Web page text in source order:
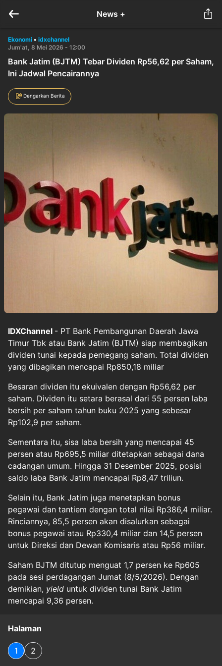
News +
Ekonomi • idxchannel
Jum'at, 8 Mei 2026 - 12:00
Bank Jatim (BJTM) Tebar Dividen Rp56,62 per Saham,
Ini Jadwal Pencairannya
Dengarkan Berita
IDXChannel - PT Bank Pembangunan Daerah Jawa
Timur Tbk atau Bank Jatim (BJTM) siap membagikan
dividen tunai kepada pemegang saham. Total dividen
yang dibagikan mencapai Rp850,18 miliar
Besaran dividen itu ekuivalen dengan Rp56,62 per
saham. Dividen itu setara berasal dari 55 persen laba
bersih per saham tahun buku 2025 yang sebesar
Rp102,9 per saham.
Sementara itu, sisa laba bersih yang mencapai 45
persen atau Rp695,5 miliar ditetapkan sebagai dana
cadangan umum. Hingga 31 Desember 2025, posisi
saldo laba Bank Jatim mencapai Rp8,47 triliun.
Selain itu, Bank Jatim juga menetapkan bonus
pegawai dan tantiem dengan total nilai Rp386,4 miliar.
Rinciannya, 85,5 persen akan disalurkan sebagai
bonus pegawai atau Rp330,4 miliar dan 14,5 persen
untuk Direksi dan Dewan Komisaris atau Rp56 miliar.
Saham BJTM ditutup menguat 1,7 persen ke Rp605
pada sesi perdagangan Jumat (8/5/2026). Dengan
demikian, yield untuk dividen tunai Bank Jatim
mencapai 9,36 persen.
Halaman
1 2